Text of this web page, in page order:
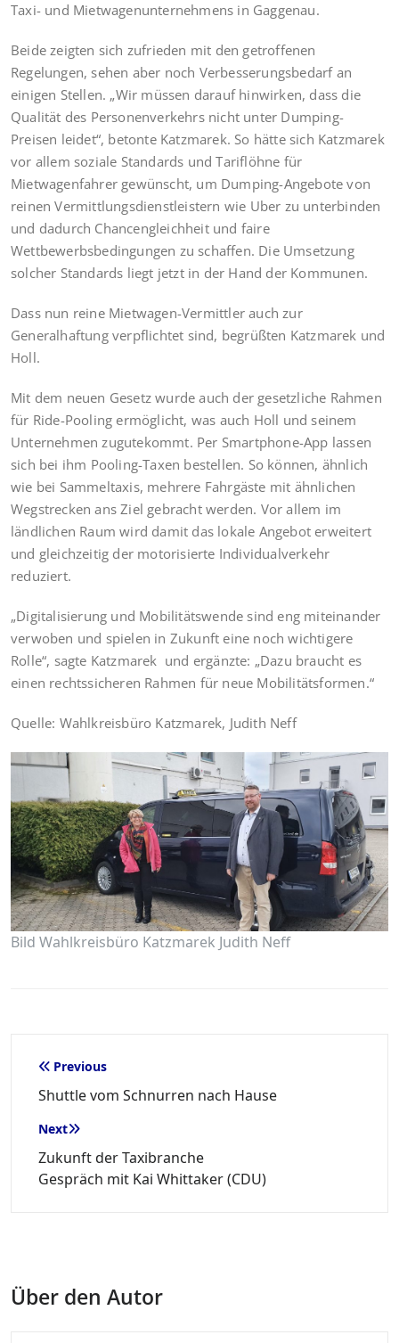
Taxi- und Mietwagenunternehmens in Gaggenau.
Beide zeigten sich zufrieden mit den getroffenen
Regelungen, sehen aber noch Verbesserungsbedarf an
einigen Stellen. „Wir müssen darauf hinwirken, dass die
Qualität des Personenverkehrs nicht unter Dumping-
Preisen leidet“, betonte Katzmarek. So hätte sich Katzmarek
vor allem soziale Standards und Tariflöhne für
Mietwagenfahrer gewünscht, um Dumping-Angebote von
reinen Vermittlungsdienstleistern wie Uber zu unterbinden
und dadurch Chancengleichheit und faire
Wettbewerbsbedingungen zu schaffen. Die Umsetzung
solcher Standards liegt jetzt in der Hand der Kommunen.
Dass nun reine Mietwagen-Vermittler auch zur
Generalhaftung verpflichtet sind, begrüßten Katzmarek und
Holl.
Mit dem neuen Gesetz wurde auch der gesetzliche Rahmen
für Ride-Pooling ermöglicht, was auch Holl und seinem
Unternehmen zugutekommt. Per Smartphone-App lassen
sich bei ihm Pooling-Taxen bestellen. So können, ähnlich
wie bei Sammeltaxis, mehrere Fahrgäste mit ähnlichen
Wegstrecken ans Ziel gebracht werden. Vor allem im
ländlichen Raum wird damit das lokale Angebot erweitert
und gleichzeitig der motorisierte Individualverkehr
reduziert.
„Digitalisierung und Mobilitätswende sind eng miteinander
verwoben und spielen in Zukunft eine noch wichtigere
Rolle“, sagte Katzmarek und ergänzte: „Dazu braucht es
einen rechtssicheren Rahmen für neue Mobilitätsformen.“
Quelle: Wahlkreisbüro Katzmarek, Judith Neff
Bild Wahlkreisbüro Katzmarek Judith Neff
Beitragsnavigation
Previous
Shuttle vom Schnurren nach Hause
Next
Zukunft der Taxibranche
Gespräch mit Kai Whittaker (CDU)
Über den Autor